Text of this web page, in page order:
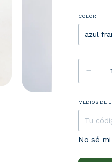
COLOR
MEDIOS DE
No sé